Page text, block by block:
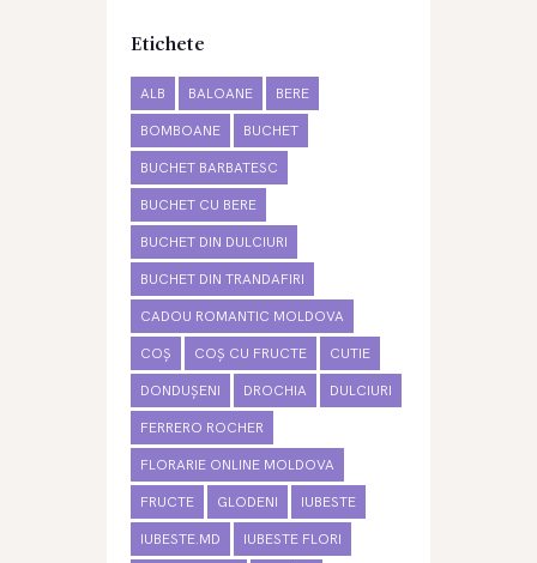
Etichete
ALB BALOANE BERE
BOMBOANE BUCHET
BUCHET BARBATESC
BUCHET CU BERE
BUCHET DIN DULCIURI
BUCHET DIN TRANDAFIRI
CADOU ROMANTIC MOLDOVA
COȘ COȘ CU FRUCTE CUTIE
DONDUȘENI DROCHIA DULCIURI
FERRERO ROCHER
FLORARIE ONLINE MOLDOVA
FRUCTE GLODENI IUBESTE
IUBESTE.MD IUBESTE FLORI